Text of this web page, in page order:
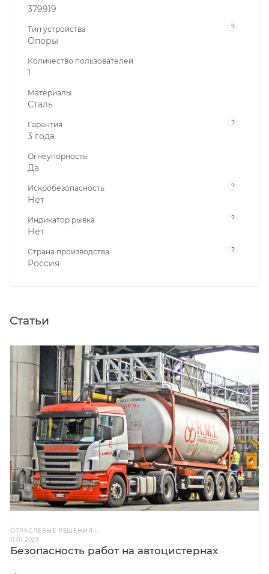
379919
Тип устройства ?
Опоры
Количество пользователей
1
Материалы
Сталь
Гарантия ?
3 года
Огнеупорность
Да
Искробезопасность ?
Нет
Индикатор рывка ?
Нет
Страна производства ?
Россия
Статьи
ОТРАСЛЕВЫЕ РЕШЕНИЯ—
11.01.2023
Безопасность работ на автоцистернах